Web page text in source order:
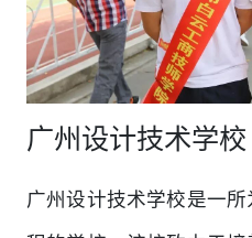
广州设计技术学校
广州设计技术学校是一